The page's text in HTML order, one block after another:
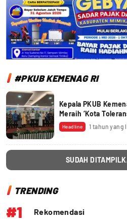
#PKUB KEMENAG RI
Kepala PKUB
Meraih ‘Kota
Headline 1 tahun yang
SUDAH
TRENDING
#1 Rekomendasi